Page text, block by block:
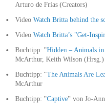
Arturo de Frías (Creators)
Video Watch Britta behind the
Video Watch Britta’s "Get-
Buchtipp: "Hidden – Animals
McArthur, Keith Wilson (Hrsg.)
Buchtipp: "The Animals Are
McArthur
Buchtipp: "Captive" von Jo-